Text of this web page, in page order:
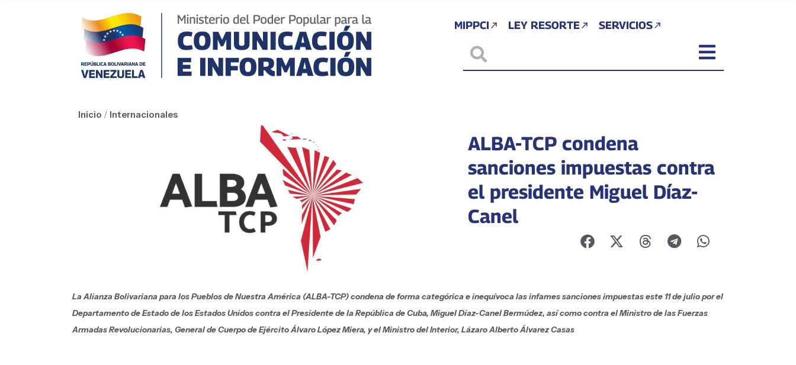
MIPPCI LEY RESORTE SERVICIOS
Inicio / Internacionales
ALBA-TCP condena
sanciones impuestas contra
el presidente Miguel Díaz-
Canel
La Alianza Bolivariana para los Pueblos de Nuestra América (ALBA-TCP) condena de forma categórica e inequívoca las infames sanciones impuestas este 11 de julio por el
Departamento de Estado de los Estados Unidos contra el Presidente de la República de Cuba, Miguel Díaz-Canel Bermúdez, así como contra el Ministro de las Fuerzas
Armadas Revolucionarias, General de Cuerpo de Ejército Álvaro López Miera, y el Ministro del Interior, Lázaro Alberto Álvarez Casas